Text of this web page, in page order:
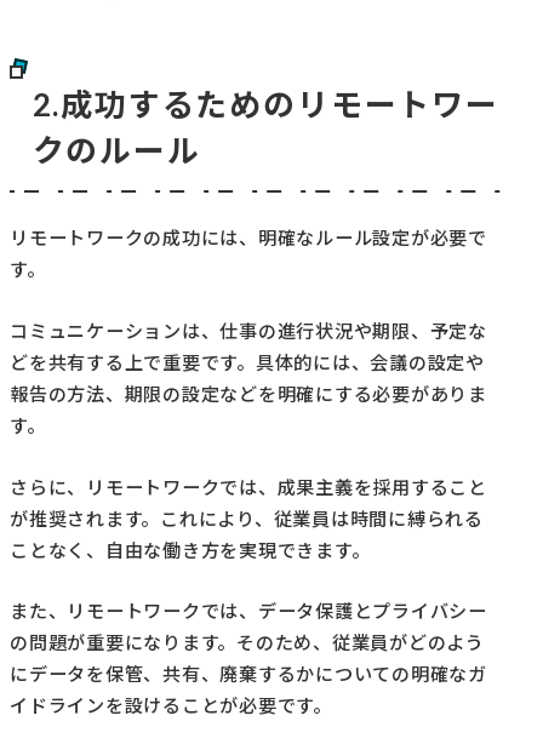
2.成功するためのリモートワー
クのルール
リモートワークの成功には、明確なルール設定が必要で
す。
コミュニケーションは、仕事の進行状況や期限、予定な
どを共有する上で重要です。具体的には、会議の設定や
報告の方法、期限の設定などを明確にする必要がありま
す。
さらに、リモートワークでは、成果主義を採用すること
が推奨されます。これにより、従業員は時間に縛られる
ことなく、自由な働き方を実現できます。
また、リモートワークでは、データ保護とプライバシー
の問題が重要になります。そのため、従業員がどのよう
にデータを保管、共有、廃棄するかについての明確なガ
イドラインを設けることが必要です。